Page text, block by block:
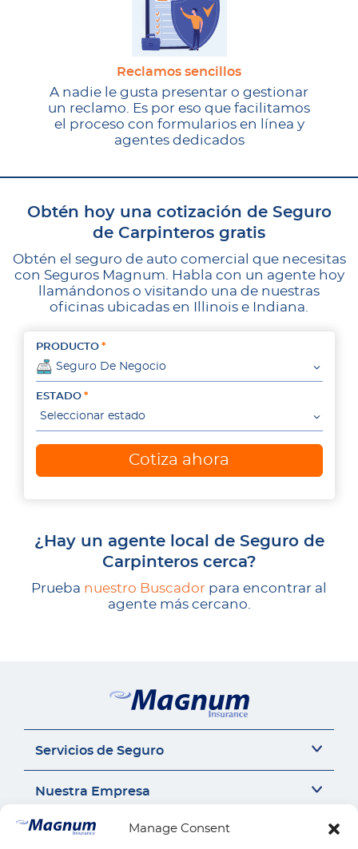
Manage Consent
Reclamos sencillos
A nadie le gusta presentar o gestionar
un reclamo. Es por eso que facilitamos
el proceso con formularios en línea y
agentes dedicados
Obtén hoy una cotización de Seguro
de Carpinteros gratis
Obtén el seguro de auto comercial que necesitas
con Seguros Magnum. Habla con un agente hoy
llamándonos o visitando una de nuestras
oficinas ubicadas en Illinois e Indiana.
PRODUCTO
Seguro De Negocio
ESTADO
Seleccionar estado
Cotiza ahora
¿Hay un agente local de Seguro de
Carpinteros cerca?
Prueba nuestro Buscador para encontrar al
agente más cercano.
Servicios de Seguro
Seguro Sr22
Seguro de Motocicleta
Nuestra Empresa
Acerca de Nosotros
Contáctanos